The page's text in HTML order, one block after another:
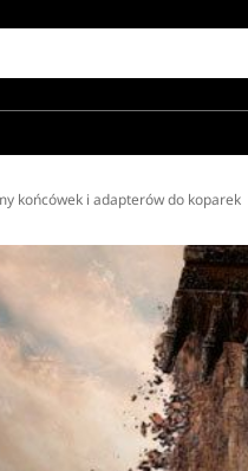
końcówek i adapterów do koparek